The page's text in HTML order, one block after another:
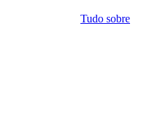
Tudo sobre